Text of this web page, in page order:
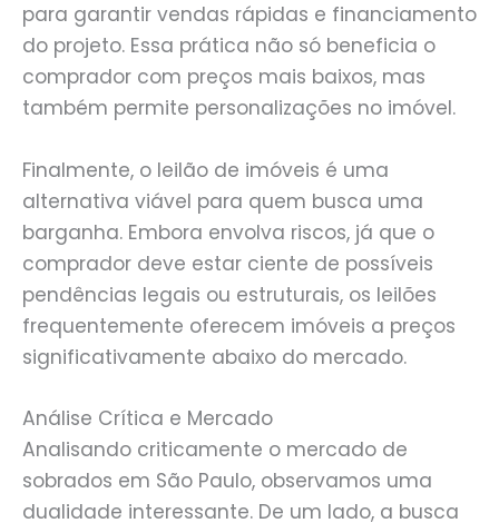
para garantir vendas rápidas e financiamento
do projeto. Essa prática não só beneficia o
comprador com preços mais baixos, mas
também permite personalizações no imóvel.
Finalmente, o leilão de imóveis é uma
alternativa viável para quem busca uma
barganha. Embora envolva riscos, já que o
comprador deve estar ciente de possíveis
pendências legais ou estruturais, os leilões
frequentemente oferecem imóveis a preços
significativamente abaixo do mercado.
Análise Crítica e Mercado
Analisando criticamente o mercado de
sobrados em São Paulo, observamos uma
dualidade interessante. De um lado, a busca